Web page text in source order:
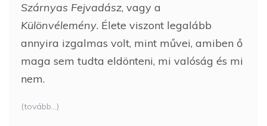
Szárnyas Fejvadász, vagy a
Különvélemény. Élete viszont legalább
annyira izgalmas volt, mint művei, amiben ő
maga sem tudta eldönteni, mi valóság és mi
nem.
(tovább…)